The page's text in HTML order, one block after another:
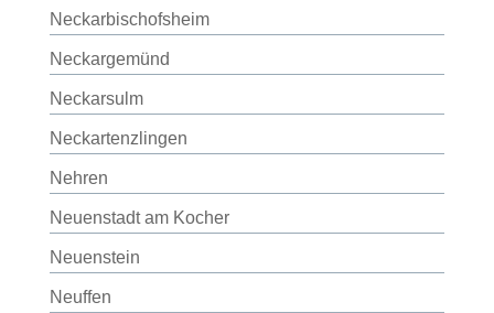
Neckarbischofsheim
Neckargemünd
Neckarsulm
Neckartenzlingen
Nehren
Neuenstadt am Kocher
Neuenstein
Neuffen